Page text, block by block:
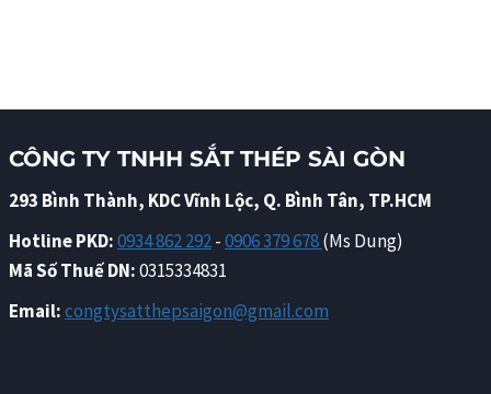
CÔNG TY TNHH SẮT THÉP SÀI GÒN
293 Bình Thành, KDC Vĩnh Lộc, Q. Bình Tân, TP.HCM
Hotline PKD:0934 862 292-0906 379 678(Ms Dung)
Mã Số Thuế DN:0315334831
Email:congtysatthepsaigon@gmail.com